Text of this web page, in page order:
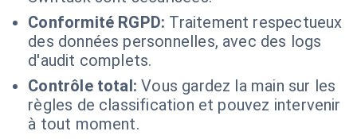
Conformité RGPD: Traitement respectueux
des données personnelles, avec des logs
d'audit complets.
Contrôle total: Vous gardez la main sur les
règles de classification et pouvez intervenir
à tout moment.